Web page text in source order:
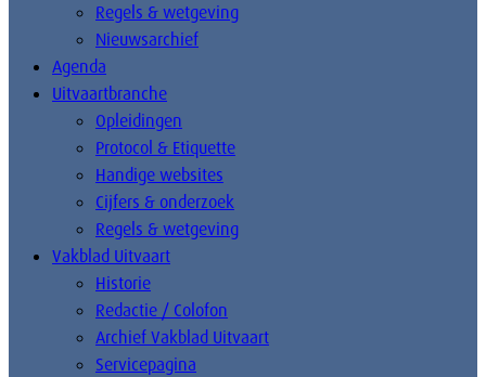
Regels & wetgeving
Nieuwsarchief
Agenda
Uitvaartbranche
Opleidingen
Protocol & Etiquette
Handige websites
Cijfers & onderzoek
Regels & wetgeving
Vakblad Uitvaart
Historie
Redactie / Colofon
Archief Vakblad Uitvaart
Servicepagina